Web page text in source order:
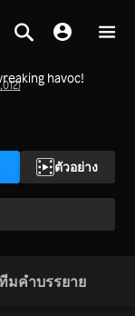
ตัวอย่าง
havoc!
มคำบรรยาย